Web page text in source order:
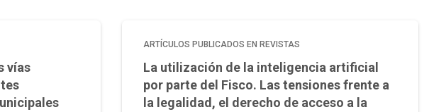
vías
ARTÍCULOS PUBLICADOS EN REVISTAS
La utilización de la inteligencia artificial
por parte del Fisco. Las tensiones frente a
la legalidad, el derecho de acceso a la